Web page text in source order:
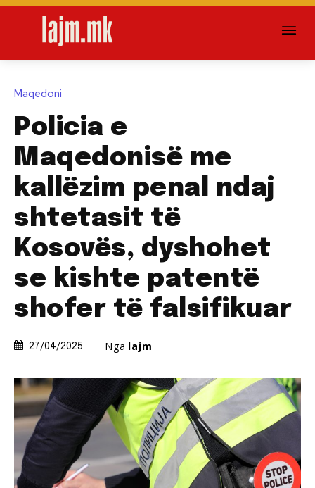
Maqedoni
Policia e
Maqedonisë me
kallëzim penal ndaj
shtetasit të
Kosovës, dyshohet
se kishte patentë
shofer të falsifikuar
27/04/2025 Nga lajm